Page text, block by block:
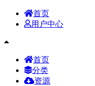
首页
用户中心
首页
分类
资源